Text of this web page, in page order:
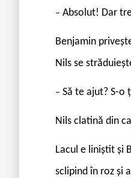
– Absolut! Dar
Benjamin
Nils se
– Să te ajut? S-o
Nils clatină din
Lacul e liniștit și
sclipind în roz și